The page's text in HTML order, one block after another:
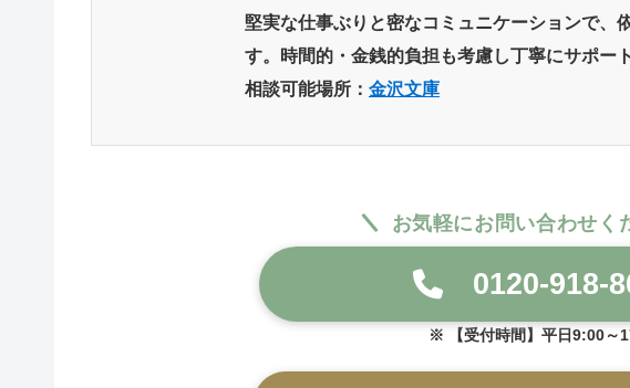
堅実な仕事ぶりと密なコミュニケーションで、
す。時間的・金銭的負担も考慮し丁寧にサポート
相談可能場所： 金沢文庫
お気軽にお問い合わせく
0120-918-
【受付時間】平日9:00～